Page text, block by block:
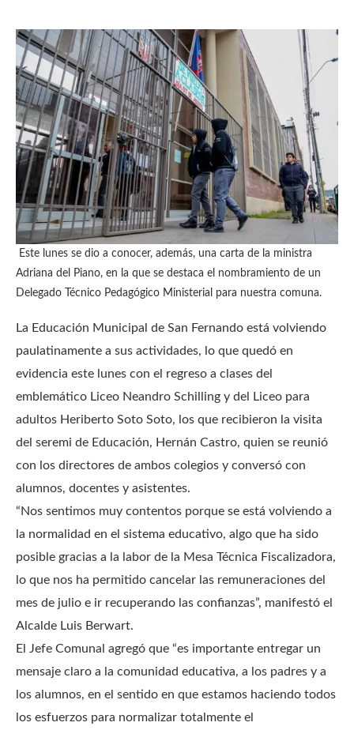
Este lunes se dio a conocer, además, una carta de la ministra
Adriana del Piano, en la que se destaca el nombramiento de un
Delegado Técnico Pedagógico Ministerial para nuestra comuna.
La Educación Municipal de San Fernando está volviendo
paulatinamente a sus actividades, lo que quedó en
evidencia este lunes con el regreso a clases del
emblemático Liceo Neandro Schilling y del Liceo para
adultos Heriberto Soto Soto, los que recibieron la visita
del seremi de Educación, Hernán Castro, quien se reunió
con los directores de ambos colegios y conversó con
alumnos, docentes y asistentes.
“Nos sentimos muy contentos porque se está volviendo a
la normalidad en el sistema educativo, algo que ha sido
posible gracias a la labor de la Mesa Técnica Fiscalizadora,
lo que nos ha permitido cancelar las remuneraciones del
mes de julio e ir recuperando las confianzas”, manifestó el
Alcalde Luis Berwart.
El Jefe Comunal agregó que “es importante entregar un
mensaje claro a la comunidad educativa, a los padres y a
los alumnos, en el sentido en que estamos haciendo todos
los esfuerzos para normalizar totalmente el